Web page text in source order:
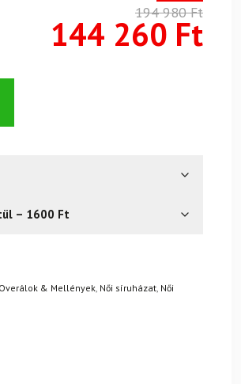
194 980 Ft
144 260 Ft
– 1600 Ft
egyszerűen visszaküldheti 14
& Mellények, Női síruházat, Női